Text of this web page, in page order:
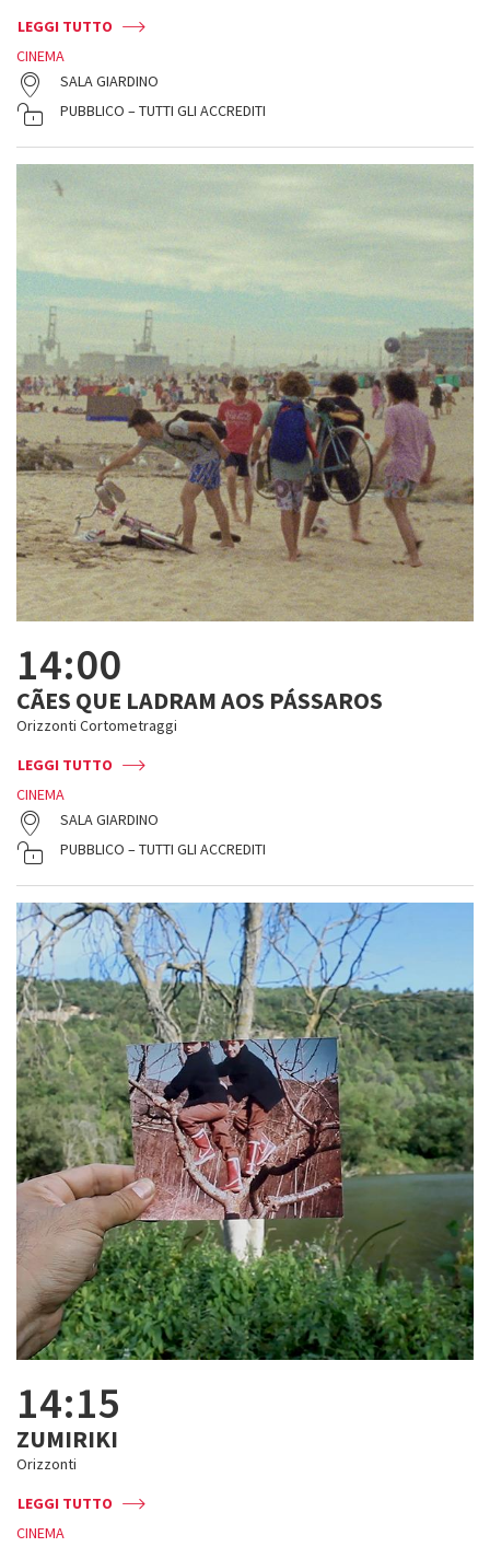
LEGGI TUTTO
CINEMA
SALA GIARDINO
PUBBLICO – TUTTI GLI ACCREDITI
14:00
CÃES QUE LADRAM AOS PÁSSAROS
Orizzonti Cortometraggi
LEGGI TUTTO
CINEMA
SALA GIARDINO
PUBBLICO – TUTTI GLI ACCREDITI
14:15
ZUMIRIKI
Orizzonti
LEGGI TUTTO
CINEMA